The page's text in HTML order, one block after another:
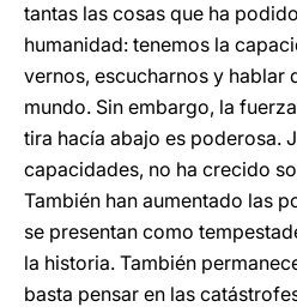
tantas las cosas que ha
humanidad: tenemos la
vernos, escucharnos y hablar
mundo. Sin embargo, la
tira hacía abajo es poderosa.
capacidades, no ha crecido
También han aumentado las
se presentan como
la historia. También
basta pensar en las